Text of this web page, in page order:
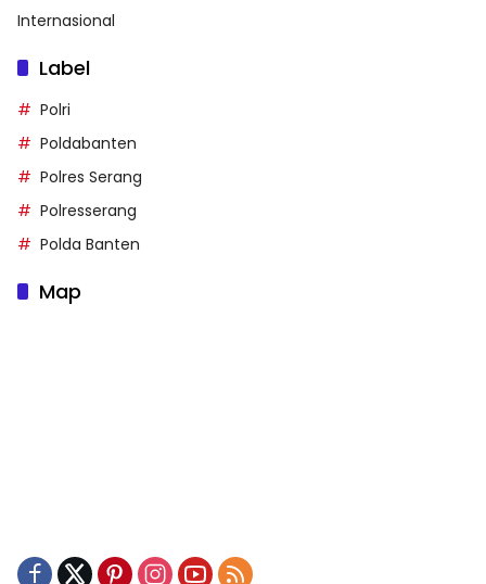
Internasional
Label
Polri
Poldabanten
Polres Serang
Polresserang
Polda Banten
Map